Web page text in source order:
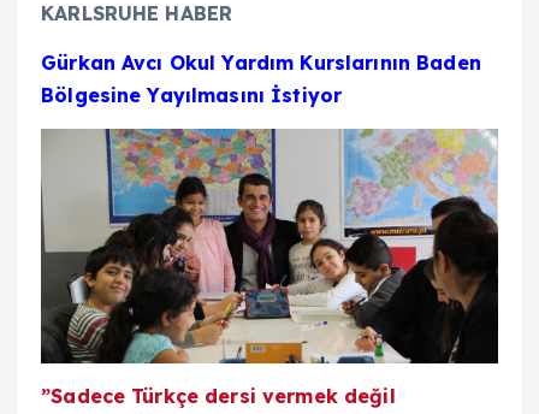
KARLSRUHE HABER
Gürkan Avcı Okul Yardım Kurslarının Baden
Bölgesine Yayılmasını İstiyor
”Sadece Türkçe dersi vermek değil